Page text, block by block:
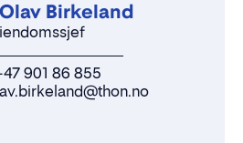
Birkeland
901 86 855